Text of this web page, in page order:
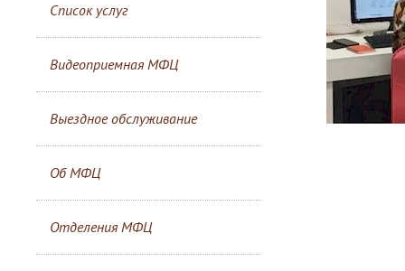
Список услуг
Видеоприемная МФЦ
Выездное обслуживание
Об МФЦ
Отделения МФЦ